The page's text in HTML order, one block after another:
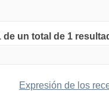
de un total de 1
Expresión de los